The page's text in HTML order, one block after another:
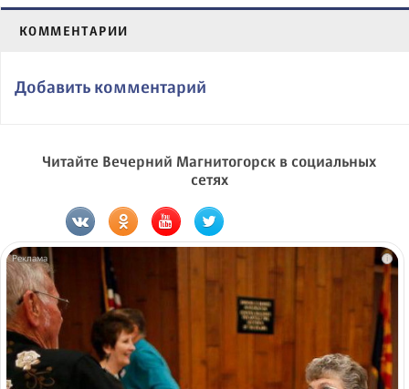
КОММЕНТАРИИ
Добавить комментарий
Читайте Вечерний Магнитогорск в социальных
сетях
i